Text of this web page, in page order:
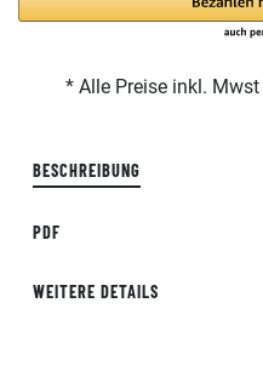
* Alle Preise inkl. Mwst
BESCHREIBUNG
PDF
WEITERE DETAILS